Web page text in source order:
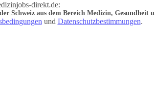
direkt.de:
Schweiz aus dem Bereich Medizin, Gesundheit
und Datenschutzbestimmungen.